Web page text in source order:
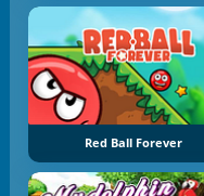
Red Ball Forever